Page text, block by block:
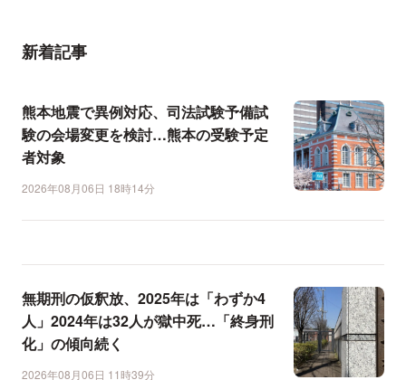
新着記事
熊本地震で異例対応、司法試験予備試
験の会場変更を検討…熊本の受験予定
者対象
2026年08月06日 18時14分
無期刑の仮釈放、2025年は「わずか4
人」2024年は32人が獄中死…「終身刑
化」の傾向続く
2026年08月06日 11時39分